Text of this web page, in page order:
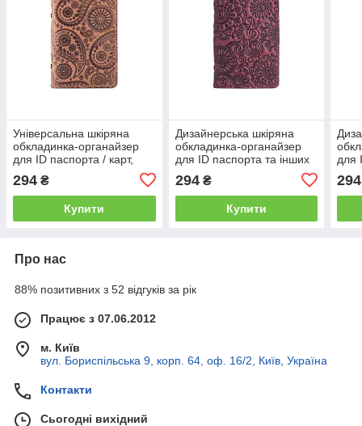
Універсальна шкіряна
обкладинка-органайзер
для ID паспорта / карт,
колекція "Buta Art"
294 ₴
Купити
Дизайнерська шкіряна
обкладинка-органайзер
для ID паспорта та інших
кольору, колекція
"Mehendi Art"
294₴
Купити
для
294
Про нас
88% позитивних з 52 відгуків за рік
Працює з 07.06.2012
м. Київ
вул. Бориспільська 9, корп. 64, оф. 16/2, Київ, Україна
Контакти
Сьогодні вихідний